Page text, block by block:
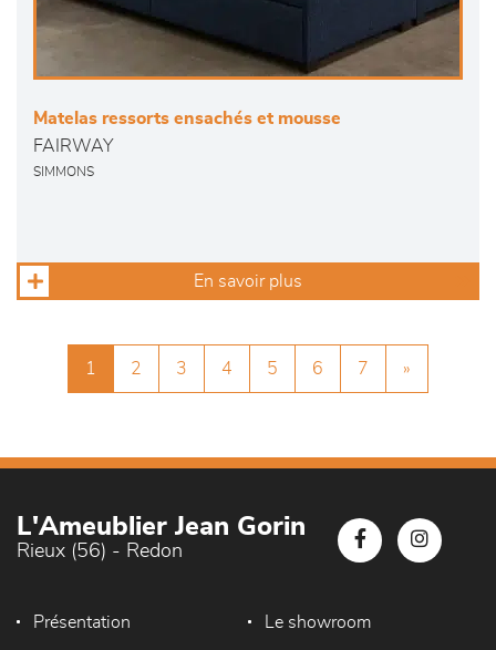
Matelas ressorts ensachés et mousse
FAIRWAY
SIMMONS
En savoir plus
1 2 3 4 5 6 7 »
L'Ameublier Jean Gorin
Rieux (56) - Redon
Présentation Le showroom